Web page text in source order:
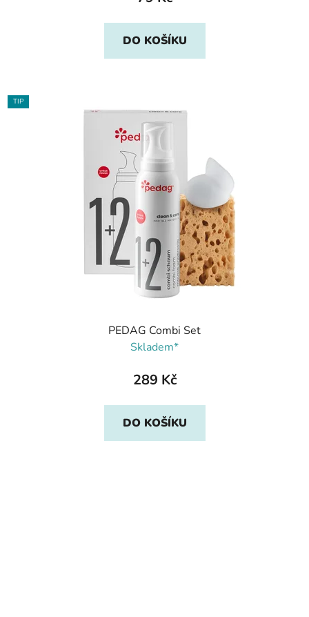
DO KOŠÍKU
TIP
PEDAG Combi Set
Skladem*
289 Kč
DO KOŠÍKU